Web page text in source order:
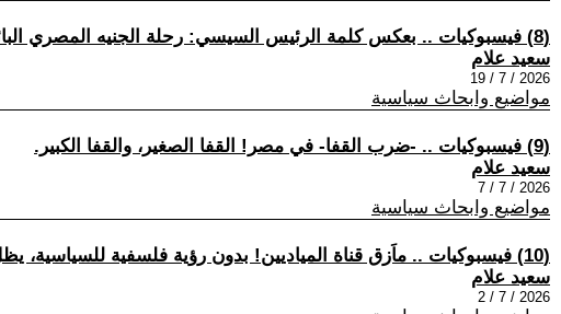
(8) فيسبوكيات .. بعكس كلمة الرئيس السيسي: رحلة الجنيه المصري البائسة، -المعادل الأقتصادي- لرحلة أستيراد الشرعية من الخارج!.
سعيد علام
2026 / 7 / 19
مواضيع وابحاث سياسية
(9) فيسبوكيات .. -ضرب القفا- في مصر! القفا الصغير، والقفا الكبير.
سعيد علام
2026 / 7 / 7
مواضيع وابحاث سياسية
(10) فيسبوكيات .. ماَزق قناة المياديين! بدون رؤية فلسفية للسياسية، يظل التحليل السياسي، كم لا يرتقي للكيف أبداً.
سعيد علام
2026 / 7 / 2